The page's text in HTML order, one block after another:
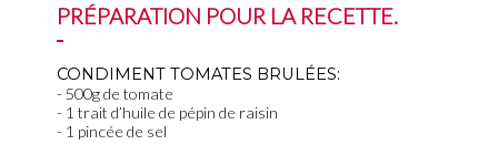
PRÉPARATION POUR LA RECETTE.
CONDIMENT TOMATES BRULÉES:
500g de tomate
1 trait d’huile de pépin de raisin
1 pincée de sel